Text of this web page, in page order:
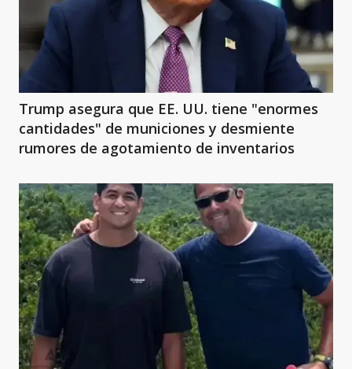
Trump asegura que EE. UU. tiene "enormes
cantidades" de municiones y desmiente
rumores de agotamiento de inventarios